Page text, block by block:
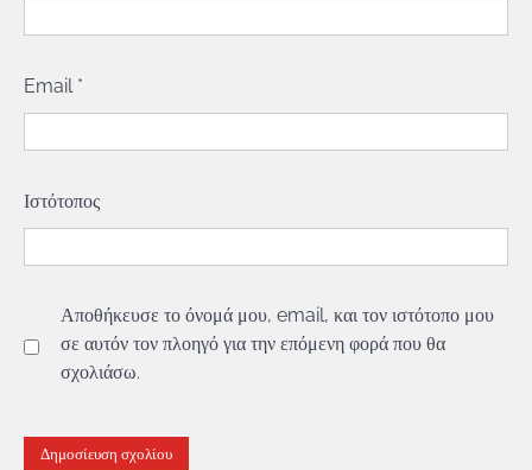
Email *
Ιστότοπος
Αποθήκευσε το όνομά μου, email, και τον ιστότοπο μου
σε αυτόν τον πλοηγό για την επόμενη φορά που θα
σχολιάσω.